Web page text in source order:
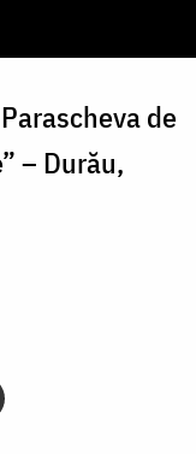
de
– Durău,